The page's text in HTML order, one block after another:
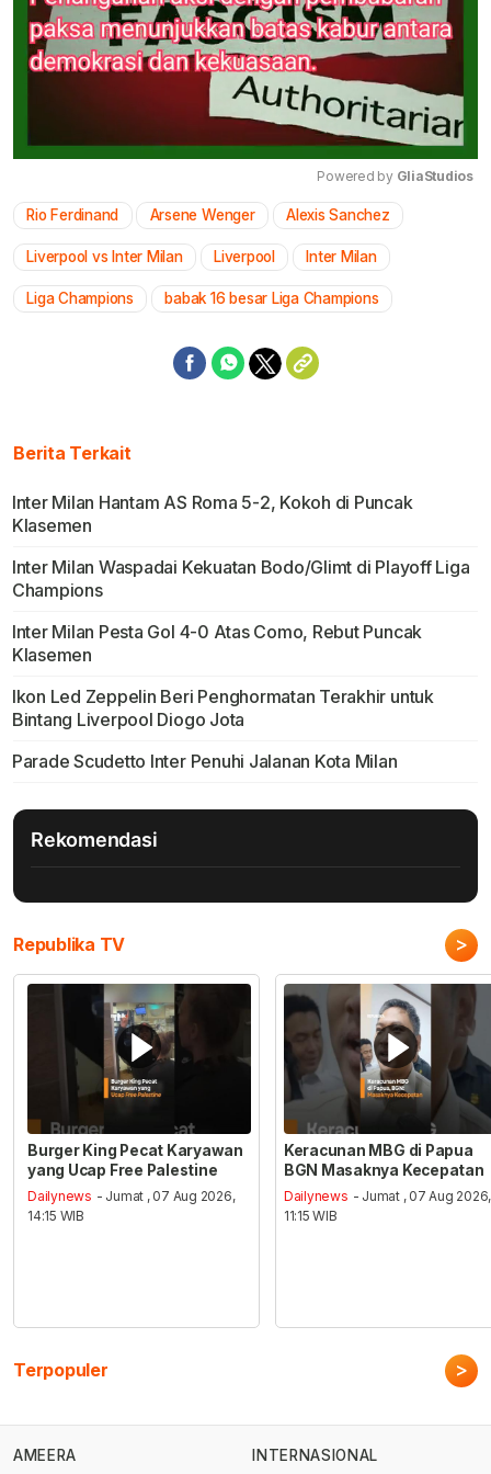
Mute
Powered by GliaStudios
Rio Ferdinand Arsene Wenger Alexis Sanchez
Liverpool vs Inter Milan Liverpool Inter Milan
Liga Champions babak 16 besar Liga Champions
Berita Terkait
Inter Milan Hantam AS Roma 5-2, Kokoh di Puncak
Klasemen
Inter Milan Waspadai Kekuatan Bodo/Glimt di Playoff Liga
Champions
Inter Milan Pesta Gol 4-0 Atas Como, Rebut Puncak
Klasemen
Ikon Led Zeppelin Beri Penghormatan Terakhir untuk
Bintang Liverpool Diogo Jota
Parade Scudetto Inter Penuhi Jalanan Kota Milan
Rekomendasi
Republika TV >
Burger King Pecat Karyawan
yang Ucap Free Palestine
Dailynews - Jumat , 07 Aug 2026,
14:15 WIB
Keracunan MBG di Papua
BGN Masaknya Kecepatan
Dailynews - Jumat , 07 Aug 2026,
11:15 WIB
Terpopuler >
AMEERA INTERNASIONAL